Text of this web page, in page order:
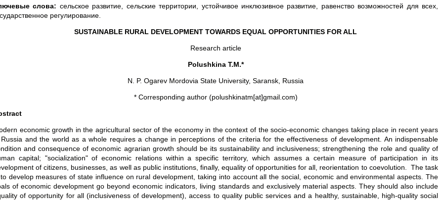
слова: сельское развитие, сельские территории, устойчивое инклюзивное развитие, равенство возможностей для всех,
регулирование.
SUSTAINABLE RURAL DEVELOPMENT TOWARDS EQUAL OPPORTUNITIES FOR ALL
Research article
Polushkina T.M.*
N. P. Ogarev Mordovia State University, Saransk, Russia
* Corresponding author (polushkinatm[at]gmail.com)
economic growth in the agricultural sector of the economy in the context of the socio-economic changes taking place in recent years
Russia and the world as a whole requires a change in perceptions of the criteria for the effectiveness of development. An indispensable
and consequence of economic agrarian growth should be its sustainability and inclusiveness; strengthening the role and quality of
capital; "socialization" of economic relations within a specific territory, which assumes a certain measure of participation in its
of citizens, businesses, as well as public institutions, finally, equality of opportunities for all, reorientation to coevolution. The task
develop measures of state influence on rural development, taking into account all the social, economic and environmental aspects. The
of economic development go beyond economic indicators, living standards and exclusively material aspects. They should also include
of opportunity for all (inclusiveness of development), access to quality public services and a healthy, sustainable, high-quality social